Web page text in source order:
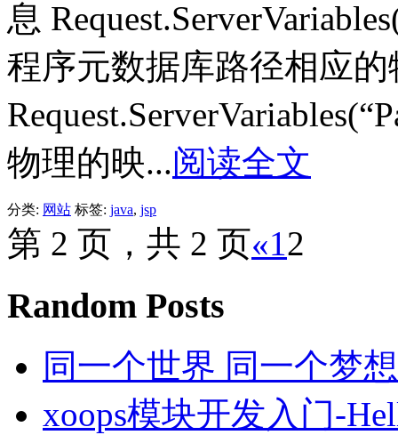
息
程序元数据库路径相应
物理的映...阅读全文
分类: 网站 标签: java, jsp
第 2 页，共 2 页«12
Random Posts
同一个世界 同一个梦想
xoops模块开发入门-